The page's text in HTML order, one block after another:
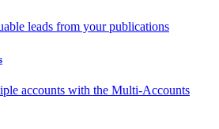
leads from your publications
accounts with the Multi-Accounts